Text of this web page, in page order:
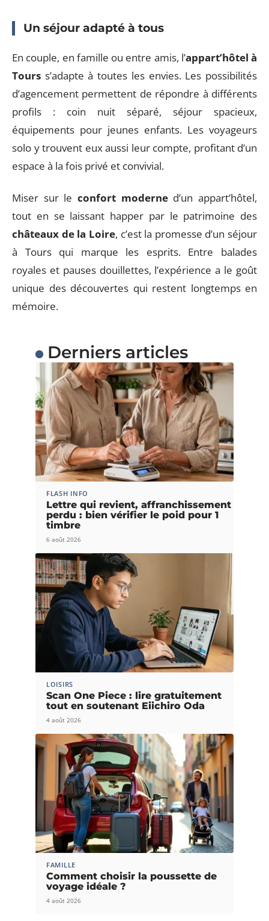
Un séjour adapté à tous
En couple, en famille ou entre amis, l’appart’hôtel à
Tours s’adapte à toutes les envies. Les possibilités
d’agencement permettent de répondre à différents
profils : coin nuit séparé, séjour spacieux,
équipements pour jeunes enfants. Les voyageurs
solo y trouvent eux aussi leur compte, profitant d’un
espace à la fois privé et convivial.
Miser sur le confort moderned’un appart’hôtel,
tout en se laissant happer par le patrimoine des
châteaux de la Loire, c’est la promesse d’un séjour
à Tours qui marque les esprits. Entre balades
royales et pauses douillettes, l’expérience a le goût
unique des découvertes qui restent longtemps en
mémoire.
Derniers articles
FLASH INFO
Lettre qui revient, affranchissement
perdu : bien vérifier le poid pour 1
timbre
6 août 2026
LOISIRS
Scan One Piece : lire gratuitement
tout en soutenant Eiichiro Oda
4 août 2026
FAMILLE
Comment choisir la poussette de
voyage idéale ?
4 août 2026